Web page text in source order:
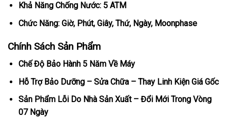
Khả Năng Chống Nước: 5 ATM
Chức Năng: Giờ, Phút, Giây, Thứ, Ngày, Moonphase
Chính Sách Sản Phẩm
Chế Độ Bảo Hành 5 Năm Về Máy
Hỗ Trợ Bảo Dưỡng – Sửa Chữa – Thay Linh Kiện Giá Gốc
Sản Phẩm Lỗi Do Nhà Sản Xuất – Đổi Mới Trong Vòng
07 Ngày